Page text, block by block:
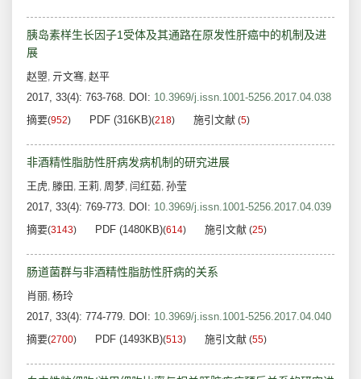
胰岛素样生长因子1受体及其通路在原发性肝癌中的机制及进
展
赵曌, 亓文骞, 赵平
2017, 33(4): 763-768. DOI: 10.3969/j.issn.1001-5256.2017.04.038
摘要(952) PDF (316KB)(218) 施引文献 (5)
非酒精性脂肪性肝病发病机制的研究进展
王虎, 滕田 , 王莉, 周梦, 闫红茹, 孙莹
2017, 33(4): 769-773. DOI: 10.3969/j.issn.1001-5256.2017.04.039
摘要(3143) PDF (1480KB)(614) 施引文献 (25)
肠道菌群与非酒精性脂肪性肝病的关系
肖丽, 杨玲
2017, 33(4): 774-779. DOI: 10.3969/j.issn.1001-5256.2017.04.040
摘要(2700) PDF (1493KB)(513) 施引文献 (55)